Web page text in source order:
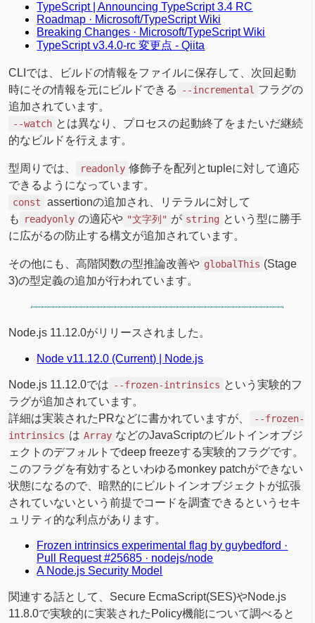
TypeScript | Announcing TypeScript 3.4 RC
Roadmap · Microsoft/TypeScript Wiki
Breaking Changes · Microsoft/TypeScript Wiki
TypeScript v3.4.0-rc 変更点 - Qiita
CLIでは、ビルドの情報をファイルに保存して、次回起動
時にその情報を元にビルドできる
--incremental フラグの
追加されています。
--watch とは異なり、プロセスの起動終了をまたいだ継続
的なビルドを行えます。
型周りでは、 readonly 修飾子を配列とtupleに対して適応
できるようになっています。
const
assertionの追加され、リテラルに対して
も
readyonly の適応や "文字列" が string という型に勝手
に広がるの防止する構文が追加されています。
その他にも、高階関数の型推論改善や globalThis (Stage
3)の型定義の追加が行われています。
Node.js 11.12.0がリリースされました。
Node v11.12.0 (Current) | Node.js
Node.js 11.12.0では --frozen-intrinsics という実験的フ
ラグが追加されています。
詳細は実装されたPRなどに書かれていますが、
--frozen-
intrinsics は Array などのJavaScriptのビルトインオブジ
ェクトのデフォルトでdeep freezeする実験的フラグです。
このフラグを有効するといわゆるmonkey patchができない
状態になるので、暗黙的にビルトインオブジェクトが拡張
されていないという前提でコードを調査できるというセキ
ュリティ的な利点があります。
Frozen intrinsics experimental flag by guybedford ·
Pull Request #25685 · nodejs/node
A Node.js Security Model
関連する話として、Secure EcmaScript(SES)やNode.js
11.8.0で実験的に実装されたPolicy機能について調べると